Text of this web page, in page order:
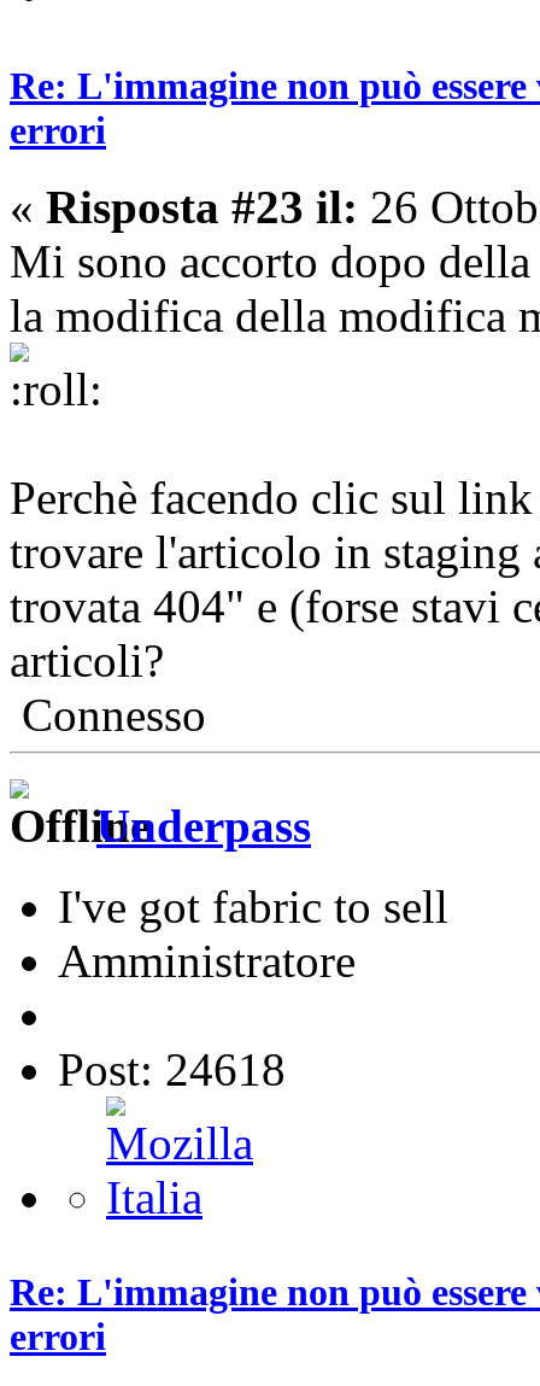
Re: L'immagine non può
errori
« Risposta #23 il: 26
Mi sono accorto dopo
la modifica della modifica
Perchè facendo clic sul
trovare l'articolo in staging
trovata 404" e (forse stavi
articoli?
Connesso
Underpass
I've got fabric to sell
Amministratore
Post: 24618
Re: L'immagine non può
errori